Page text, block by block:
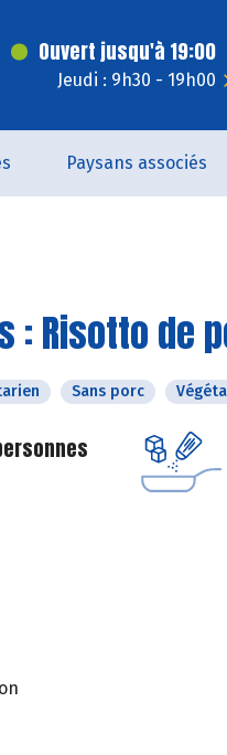
Ouvert jusqu'à 19:00
Jeudi : 9h30 - 19h00
Paysans associés
: Risotto de
Sans porc